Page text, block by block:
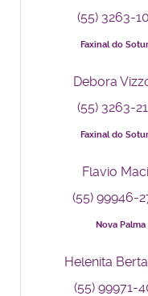
(55) 3263-
Faxinal do
Debora
(55) 3263-
Faxinal do
Flavio
(55) 99946-
Nova Palma
Helenita
(55) 99971-